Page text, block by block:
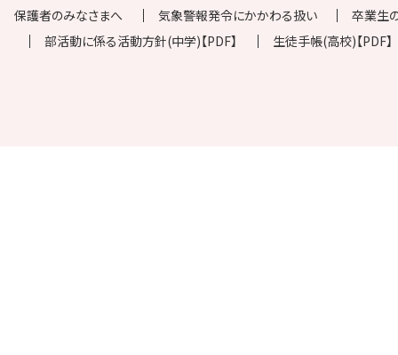
保護者のみなさまへ 気象警報発令にかかわる扱い
卒業生
部活動に係る活動方針(中学)【PDF】
生徒手帳(高校)【PDF】